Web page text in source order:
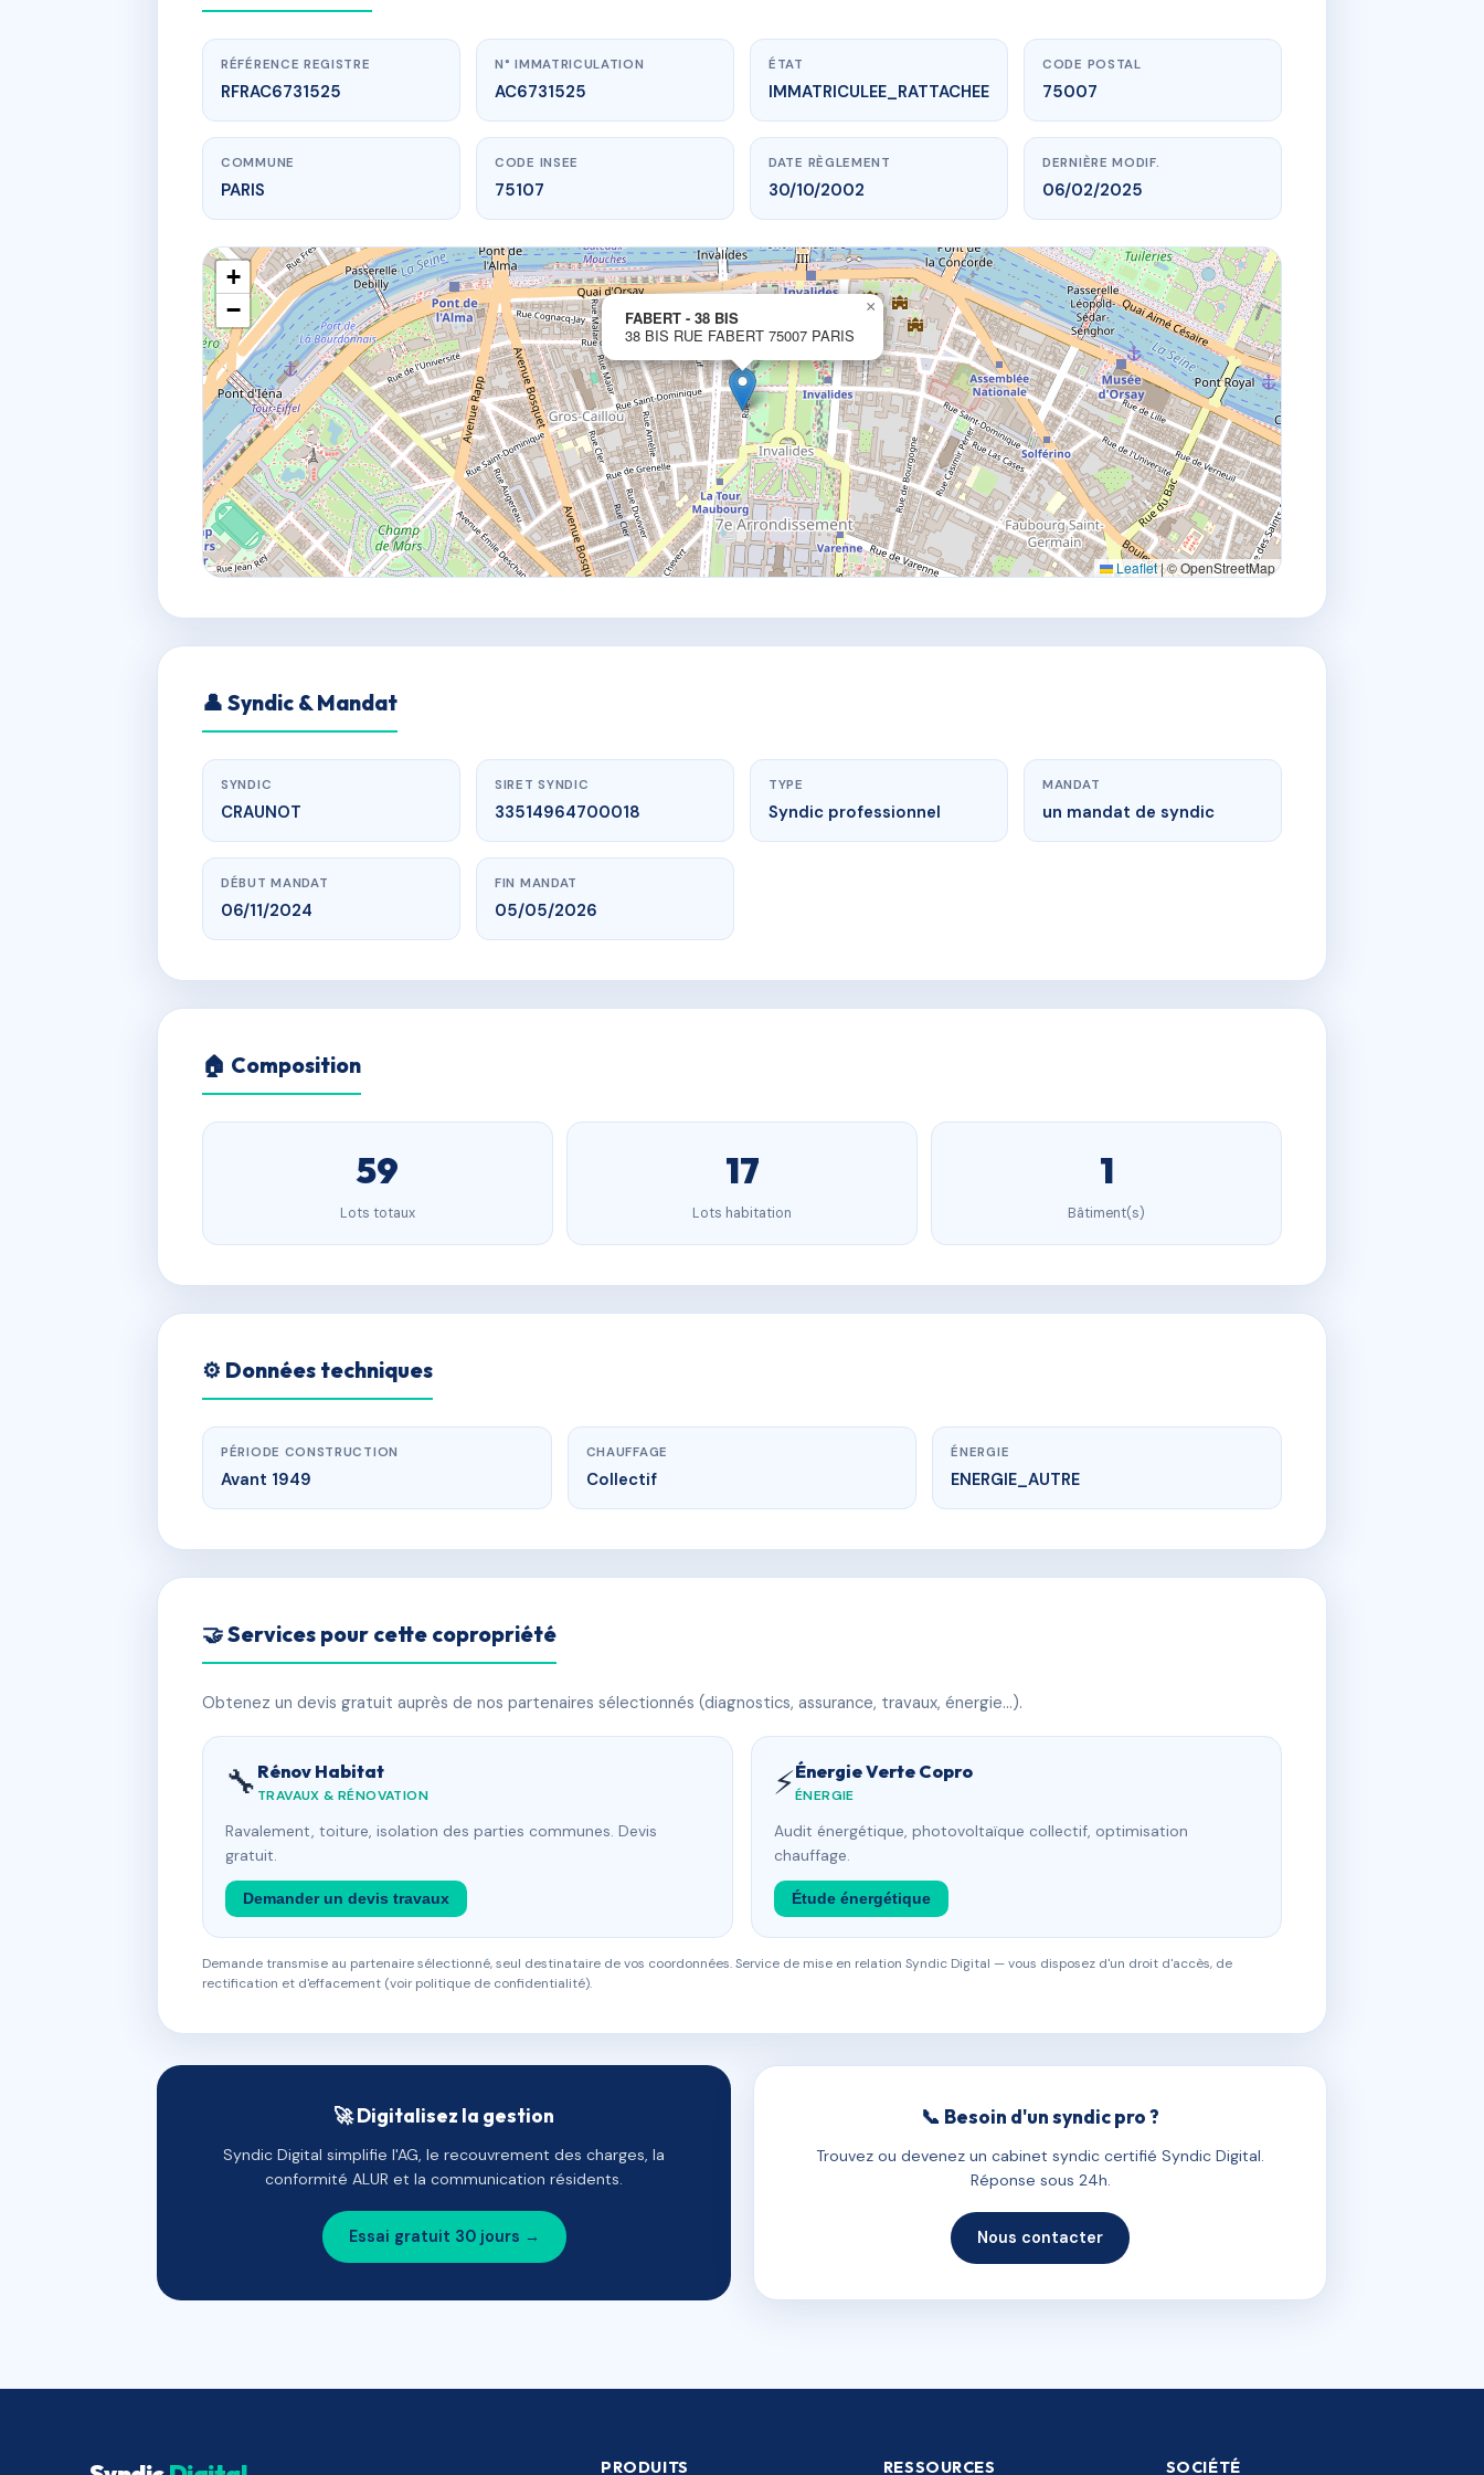
www.vme.plus/AC6731525
FABERT - 38 BIS
38b Rue Fabert75007 PARIS
RÉFÉRENCE REGISTRE
RFRAC6731525
N° IMMATRICULATION
AC6731525
ÉTAT
IMMATRICULEE_RATTACHEE
CODE POSTAL
75007
COMMUNE
PARIS
CODE INSEE
75107
DATE RÈGLEMENT
30/10/2002
DERNIÈRE MODIF.
06/02/2025
FABERT - 38 BIS
38 BIS RUE FABERT 75007 PARIS
×
+
−
Leaflet|© OpenStreetMap
👤 Syndic & Mandat
SYNDIC
CRAUNOT
SIRET SYNDIC
33514964700018
TYPE
Syndic professionnel
MANDAT
un mandat de syndic
DÉBUT MANDAT
06/11/2024
FIN MANDAT
05/05/2026
🏠 Composition
59
Lots totaux
17
Lots habitation
1
Bâtiment(s)
⚙️ Données techniques
PÉRIODE CONSTRUCTION
Avant 1949
CHAUFFAGE
Collectif
ÉNERGIE
ENERGIE_AUTRE
🤝 Services pour cette copropriété
Obtenez un devis gratuit auprès de nos partenaires sélectionnés (diagnostics, assurance, travaux, énergie…).
🔧 Rénov Habitat
TRAVAUX & RÉNOVATION
Ravalement, toiture, isolation des parties communes. Devis
gratuit.
Demander un devis travaux
⚡Énergie Verte Copro
ÉNERGIE
Audit énergétique, photovoltaïque collectif, optimisation
chauffage.
Étude énergétique
Demande transmise au partenaire sélectionné, seul destinataire de vos coordonnées. Service de mise en relation Syndic Digital — vous disposez d'un droit d'accès, de
rectification et d'effacement (voir politique de confidentialité).
🚀 Digitalisez la gestion
Syndic Digital simplifie l'AG, le recouvrement des charges, la
conformité ALUR et la communication résidents.
Essai gratuit 30 jours →
📞 Besoin d'un syndic pro ?
Trouvez ou devenez un cabinet syndic certifié Syndic Digital.
Réponse sous 24h.
Nous contacter
PRODUITS RESSOURCES SOCIÉTÉ